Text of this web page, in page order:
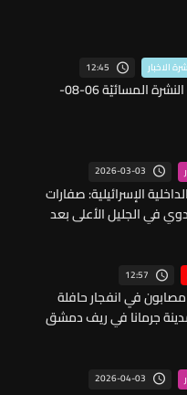
الاخبار 12:45
مقدّمة النشرة المسائيّة 06-08-
2026-03-03
الإسرائيلية: صفارات
الإنذار تدوي في الجليل الأعلى بعد
12:57
مصابون في انفجار حافلة
جرمانا في ريف دمشق
2026-04-03